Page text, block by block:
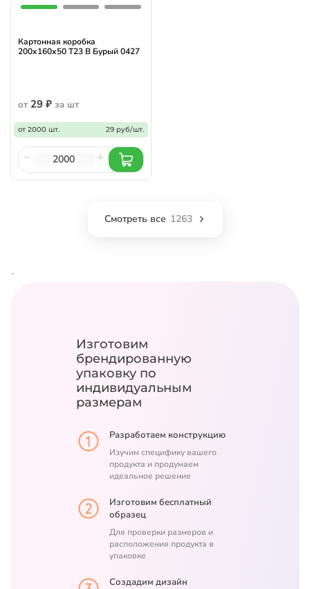
Картонная коробка
200х160х50 Т23 B Бурый 0427
от 29 ₽ за шт
от 2000 шт. 29 руб/шт.
Смотреть все 1263
`
Изготовим
брендированную
упаковку по
индивидуальным
размерам
Разработаем конструкцию
Изучим специфику вашего
продукта и продумаем
идеальное решение
Изготовим бесплатный
образец
Для проверки размеров и
расположения продукта в
упаковке
Создадим дизайн